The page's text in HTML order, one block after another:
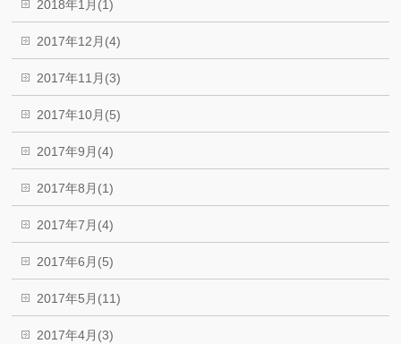
2018年1月(1)
2017年12月(4)
2017年11月(3)
2017年10月(5)
2017年9月(4)
2017年8月(1)
2017年7月(4)
2017年6月(5)
2017年5月(11)
2017年4月(3)